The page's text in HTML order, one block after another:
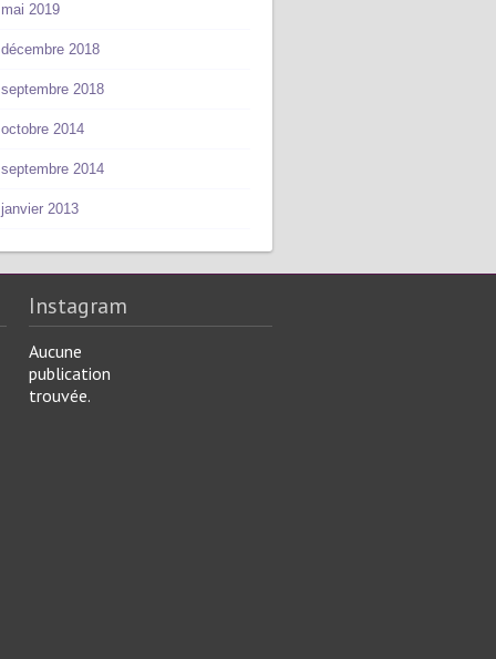
mai 2019
décembre 2018
septembre 2018
octobre 2014
septembre 2014
janvier 2013
Instagram
Aucune
publication
trouvée.